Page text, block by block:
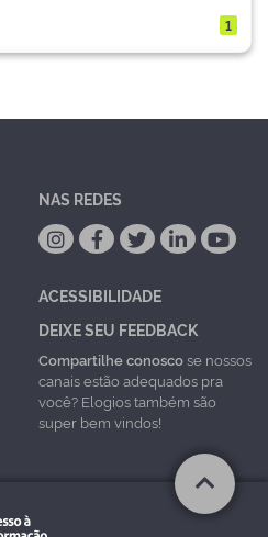
1
NAS REDES
ACESSIBILIDADE
DEIXE SEU FEEDBACK
Compartilhe conoscose nossos
canais estão adequados pra
você? Elogios também são
super bem vindos!